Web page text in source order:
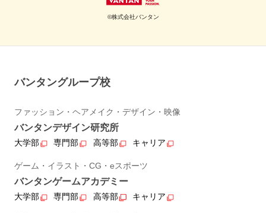
©株式会社バンタン
バンタングループ校
ファッション・ヘアメイク・デザイン・映像
バンタンデザイン研究所
大学部 専門部 高等部 キャリア
ゲーム・イラスト・CG・eスポーツ
バンタンゲームアカデミー
大学部 専門部 高等部 キャリア